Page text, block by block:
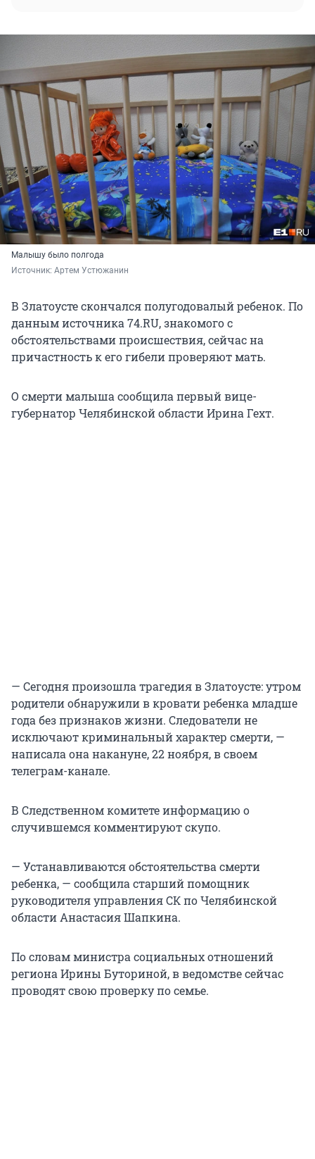
Малышу было полгода
Источник: Артем Устюжанин
В Златоусте скончался полугодовалый ребенок. По
данным источника 74.RU, знакомого с
обстоятельствами происшествия, сейчас на
причастность к его гибели проверяют мать.
О смерти малыша сообщила первый вице-
губернатор Челябинской области Ирина Гехт.
— Сегодня произошла трагедия в Златоусте: утром
родители обнаружили в кровати ребенка младше
года без признаков жизни. Следователи не
исключают криминальный характер смерти, —
написала она накануне, 22 ноября, в своем
телеграм-канале.
В Следственном комитете информацию о
случившемся комментируют скупо.
— Устанавливаются обстоятельства смерти
ребенка, — сообщила старший помощник
руководителя управления СК по Челябинской
области Анастасия Шапкина.
По словам министра социальных отношений
региона Ирины Буториной, в ведомстве сейчас
проводят свою проверку по семье.